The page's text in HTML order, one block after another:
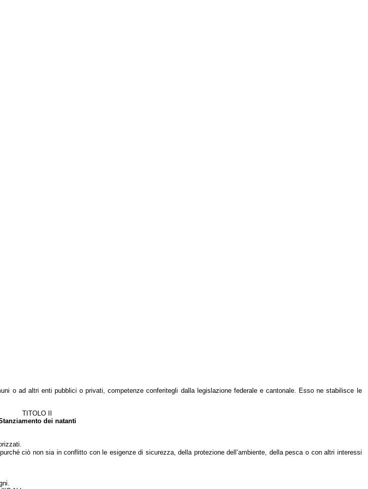
o ad altri enti pubblici o privati, competenze conferitegli dalla legislazione federale e cantonale. Esso ne stabilisce le
TITOLO II
dei natanti
ciò non sia in conflitto con le esigenze di sicurezza, della protezione dell’ambiente, della pesca o con altri interessi